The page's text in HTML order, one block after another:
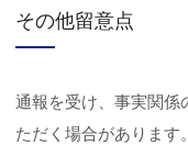
その他留意点
通報を受け、事実関係
ただく場合があります。